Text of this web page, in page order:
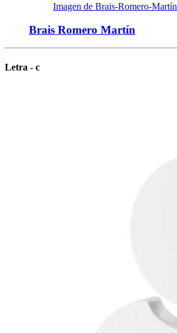
Imagen de Brais-Romero-Martín
Brais Romero Martín
Letra - c